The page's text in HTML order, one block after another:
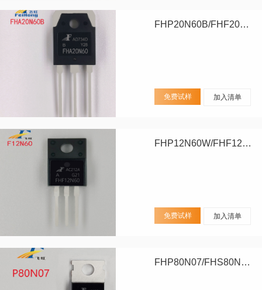
FHP20N60B/FHF20N60B/FHA20N60B
免费试样 加入清单
FHP12N60W/FHF12N60W
免费试样 加入清单
FHP80N07/FHS80N07/FHD80N07